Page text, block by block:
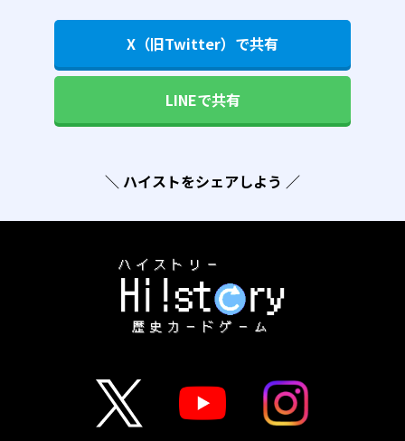
X（旧Twitter）で共有
LINEで共有
＼ ハイストをシェアしよう ／